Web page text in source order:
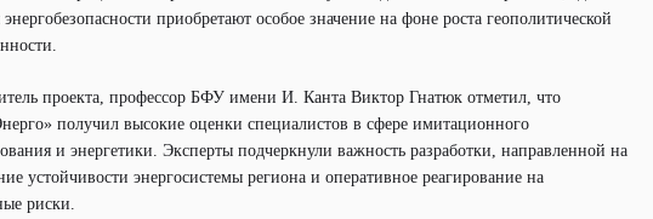
приобретают особое значение на фоне роста геополитической
проекта, профессор БФУ имени И. Канта Виктор Гнатюк отметил, что
получил высокие оценки специалистов в сфере имитационного
и энергетики. Эксперты подчеркнули важность разработки, направленной на
устойчивости энергосистемы региона и оперативное реагирование на
риски.